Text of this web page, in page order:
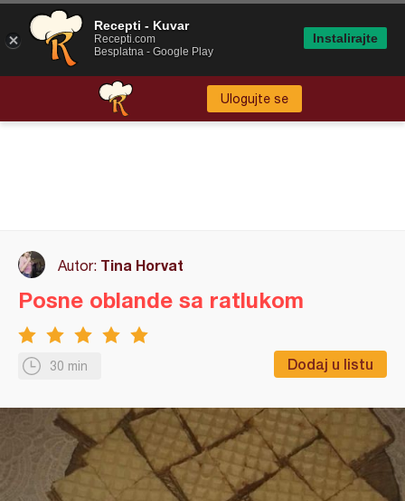
Ulogujte se
Autor: Tina Horvat
30 min Dodaj u listu
Posne oblande sa ratlukom
Recepti - Kuvar
Recepti.com
Besplatna - Google Play
Instalirajte